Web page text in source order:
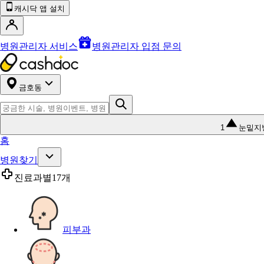
캐시닥 앱 설치
병원관리자 서비스 병원관리자 입점 문의
금호동
1 눈밑지
홈
병원찾기
진료과별17개
피부과